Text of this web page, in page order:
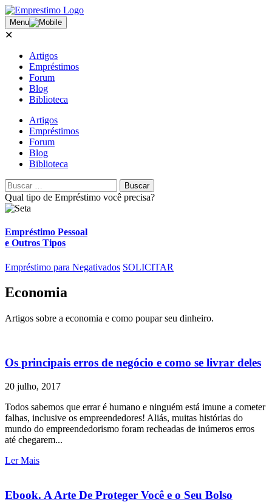
Menu
✕
Artigos
Empréstimos
Forum
Blog
Biblioteca
Artigos
Empréstimos
Forum
Blog
Biblioteca
Qual tipo de Empréstimo você precisa?
Empréstimo Pessoal
e Outros Tipos
Empréstimo para Negativados SOLICITAR
Economia
Artigos sobre a economia e como poupar seu dinheiro.
Os principais erros de negócio e como se livrar deles
20 julho, 2017
Todos sabemos que errar é humano e ninguém está imune a cometer
falhas, inclusive os empreendedores! Aliás, muitas histórias do
mundo do empreendedorismo foram recheadas de inúmeros erros
até chegarem...
Ler Mais
Ebook. A Arte De Proteger Você e o Seu Bolso